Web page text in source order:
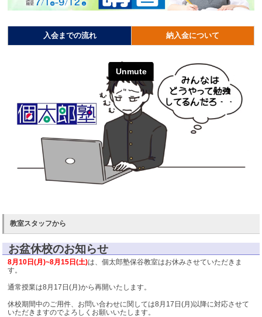
入会までの流れ 納入金について
教室スタッフから
お盆休校のお知らせ
8月10日(月)~8月15日(土)は、個太郎塾保谷教室はお休みさせていただきま
す。
通常授業は8月17日(月)から再開いたします。
休校期間中のご用件、お問い合わせに関しては8月17日(月)以降に対応させて
いただきますのでよろしくお願いいたします。